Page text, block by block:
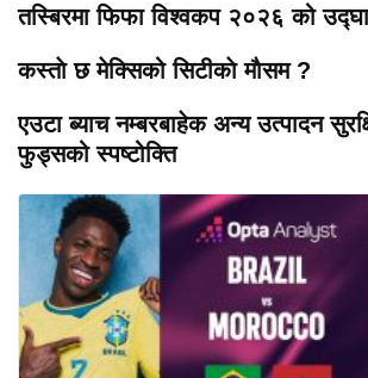
तस्बिरमा फिफा विश्वकप २०२६ को
कस्ताे छ मेक्सिको सिटीकाे माैसम ?
एउटा ब्याच नम्बरबाहेक अन्य उत्पादन
फुड्सको स्पष्टोक्ति